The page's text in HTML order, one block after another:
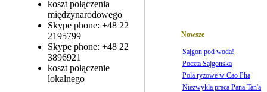
koszt połączenia
międzynarodowego
Skype phone: +48 22
2195799
Skype phone: +48 22
3896921
koszt połączenie
lokalnego
Nowsze
Sajgon pod woda!
Poczta Sajgonska
Pola ryzowe w Cao Pha
Niezwykla praca Pana Tan'a